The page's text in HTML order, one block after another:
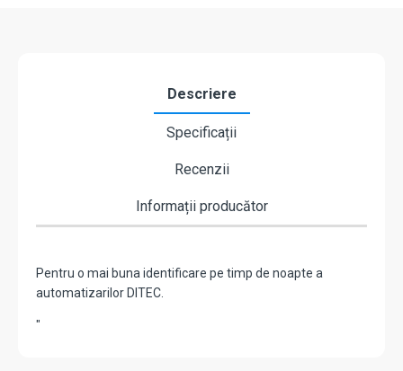
Descriere
Specificații
Recenzii
Informații producător
Pentru o mai buna identificare pe timp de noapte a
automatizarilor DITEC.
"